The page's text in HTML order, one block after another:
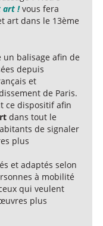
art !vous fera
art dans le 13ème
balisage afin de
depuis
et
de Paris.
ce dispositif afin
dans tout le
de signaler
plus
et adaptés selon
à mobilité
qui veulent
plus